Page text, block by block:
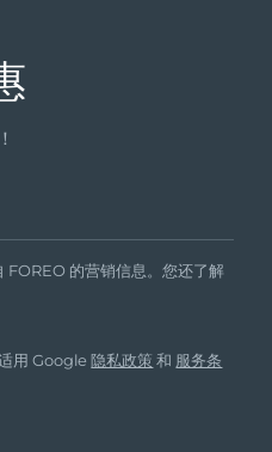
FOREO 的营销信息。您还了解
用 Google隐私政策 和 服务条